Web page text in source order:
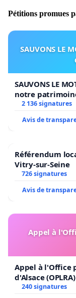
Pétitions promues
SAUVONS LE
SAUVONS LE
notre
2 136 signatures
Avis de
Référendum
Vitry-sur-Seine
726 signatures
Avis de
Appel à
Appel à l'Office
d'Alsace (OPLRA)
240 signatures